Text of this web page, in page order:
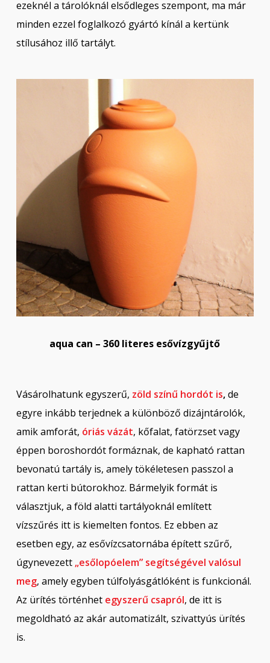
ezeknél a tárolóknál elsődleges szempont, ma már
minden ezzel foglalkozó gyártó kínál a kertünk
stílusához illő tartályt.
aqua can – 360 literes esővízgyűjtő
Vásárolhatunk egyszerű, zöld színű hordót is,de
egyre inkább terjednek a különböző dizájntárolók,
amik amforát, óriás vázát, kőfalat, fatörzset vagy
éppen boroshordót formáznak, de kapható rattan
bevonatú tartály is, amely tökéletesen passzol a
rattan kerti bútorokhoz. Bármelyik formát is
választjuk, a föld alatti tartályoknál említett
vízszűrés itt is kiemelten fontos. Ez ebben az
esetben egy, az esővízcsatornába épített szűrő,
úgynevezett „esőlopóelem” segítségével valósul
meg, amely egyben túlfolyásgátlóként is funkcionál.
Az ürítés történhet egyszerű csapról, de itt is
megoldható az akár automatizált, szivattyús ürítés
is.